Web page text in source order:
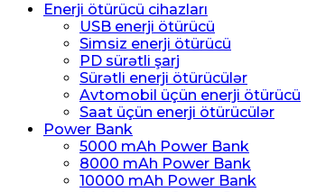
Enerji ötürücü cihazları
USB enerji ötürücü
Simsiz enerji ötürücü
PD sürətli şarj
Sürətli enerji ötürücülər
Avtomobil üçün enerji ötürücü
Saat üçün enerji ötürücülər
Power Bank
5000 mAh Power Bank
8000 mAh Power Bank
10000 mAh Power Bank